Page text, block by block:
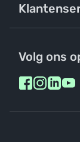
Volg ons